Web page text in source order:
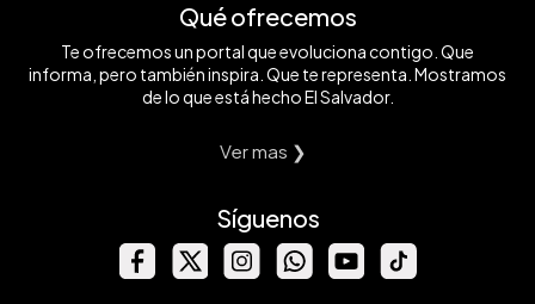
Qué ofrecemos
Te ofrecemos un portal que evoluciona contigo. Que
informa, pero también inspira. Que te representa. Mostramos
de lo que está hecho El Salvador.
Ver mas ❯
Síguenos